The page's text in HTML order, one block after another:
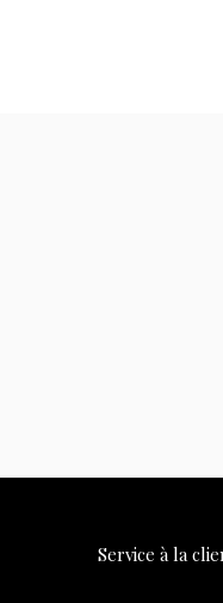
Service à la